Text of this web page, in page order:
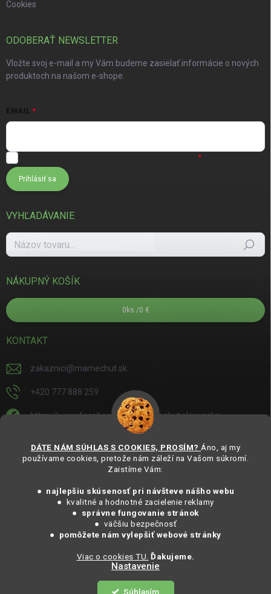
DÁTE NÁM SÚHLAS S COOKIES, PROSÍM? Áno, aj my
používame cookies, pretože nám záleží na Vašom súkromí.
Zaistíme Vám:
● najlepšiu skúsenosť pri návšteve nášho webu
● kvalitné a hodnotné zacielenie reklamy
●
správne fungovanie stránok
● väčšiu bezpečnosť
● pomôžete nám vylepšiť webové stránky
Viac o cookies TU. Ďakujeme.
Nastavenie
Súhlasím
Cookies
ODOBERAŤ NEWSLETTER
Vložte svoj e-mail a my Vám budeme zasielať informácie o nových
produktoch na našom e-shope.
EMAIL
Prihlásiť sa
VYHĽADÁVANIE
Hľadať
NÁKUPNÝ KOŠÍK
0 ks /0 €
KONTAKT
zakaznici@mamechut.sk
+420 777 888 259
https://www.facebook.com/mamechut.slovensko
https://www.youtube.com/@mamechutczsk
@mamechut.czsk
MámeChuť Organic. Všechna práva vyhrazena.
MámeChuť Organic. Všetky práva vyhradené.